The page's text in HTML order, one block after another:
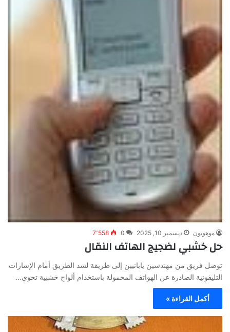
موهوبون ديسمبر 10, 2025 0 7٬558
حل خشبي لضجيج الهاتف النقال
توصل فريق من مهندسين يابانيين إلى طريقة لسد الطريق أمام الإشارات
التليفونية الصادرة عن الهواتف المحمولة باستخدام ألواح خشبية تحوي…
أكمل القراءة »